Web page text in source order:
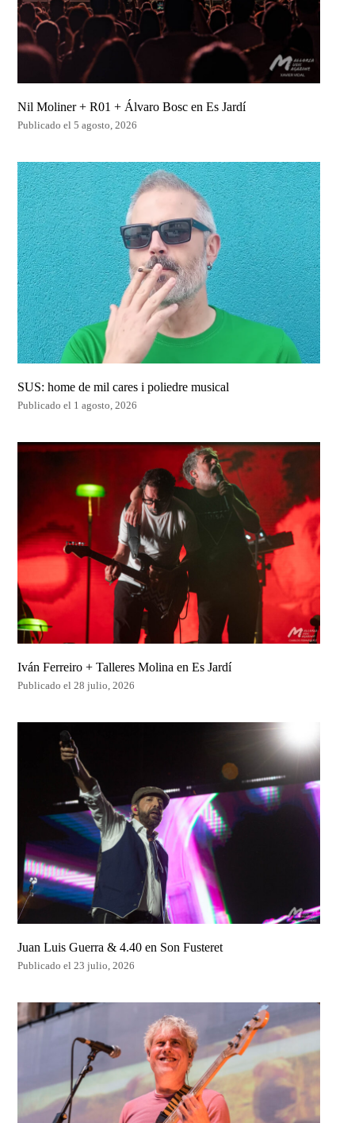
Nil Moliner + R01 + Álvaro Bosc en Es Jardí
Publicado el 5 agosto, 2026
SUS: home de mil cares i poliedre musical
Publicado el 1 agosto, 2026
Iván Ferreiro + Talleres Molina en Es Jardí
Publicado el 28 julio, 2026
Juan Luis Guerra & 4.40 en Son Fusteret
Publicado el 23 julio, 2026